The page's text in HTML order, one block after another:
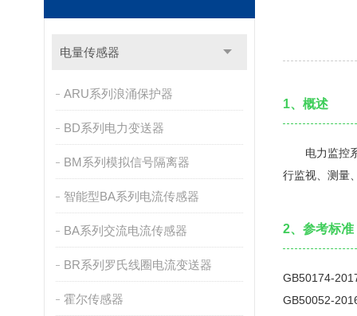
电量传感器
ARU系列浪涌保护器
BD系列电力变送器
BM系列模拟信号隔离器
智能型BA系列电流传感器
BA系列交流电流传感器
BR系列罗氏线圈电流变送器
霍尔传感器
1、概述
电力监控系
行监视、测量
2、参考标准
GB50174-
GB50052-